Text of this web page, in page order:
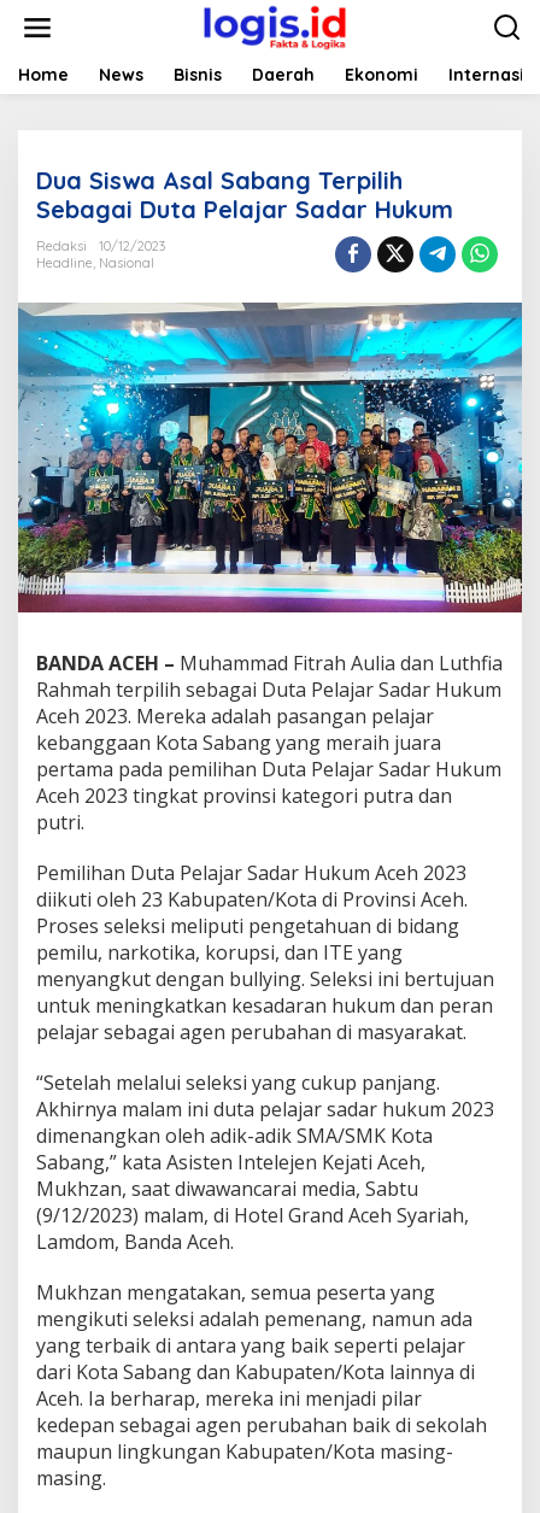
t
Home News Bisnis Daerah Ekonomi
Dua Siswa Asal Sabang Terpilih
Sebagai Duta Pelajar Sadar Hukum
Redaksi
10/12/2023
Headline, Nasional
BANDA ACEH – Muhammad Fitrah Aulia dan Luthfia
Rahmah terpilih sebagai Duta Pelajar Sadar Hukum
Aceh 2023. Mereka adalah pasangan pelajar
kebanggaan Kota Sabang yang meraih juara
pertama pada pemilihan Duta Pelajar Sadar Hukum
Aceh 2023 tingkat provinsi kategori putra dan
putri.
Pemilihan Duta Pelajar Sadar Hukum Aceh 2023
diikuti oleh 23 Kabupaten/Kota di Provinsi Aceh.
Proses seleksi meliputi pengetahuan di bidang
pemilu, narkotika, korupsi, dan ITE yang
menyangkut dengan bullying. Seleksi ini bertujuan
untuk meningkatkan kesadaran hukum dan peran
pelajar sebagai agen perubahan di masyarakat.
“Setelah melalui seleksi yang cukup panjang.
Akhirnya malam ini duta pelajar sadar hukum 2023
dimenangkan oleh adik-adik SMA/SMK Kota
Sabang,” kata Asisten Intelejen Kejati Aceh,
Mukhzan, saat diwawancarai media, Sabtu
(9/12/2023) malam, di Hotel Grand Aceh Syariah,
Lamdom, Banda Aceh.
Mukhzan mengatakan, semua peserta yang
mengikuti seleksi adalah pemenang, namun ada
yang terbaik di antara yang baik seperti pelajar
dari Kota Sabang dan Kabupaten/Kota lainnya di
Aceh. Ia berharap, mereka ini menjadi pilar
kedepan sebagai agen perubahan baik di sekolah
maupun lingkungan Kabupaten/Kota masing-
masing.